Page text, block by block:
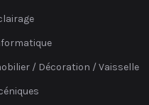
/ Décoration / Vaisselle